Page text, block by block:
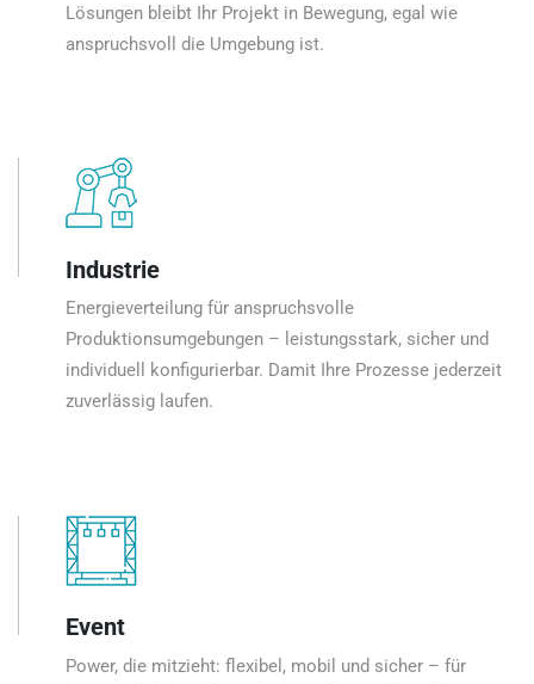
Lösungen bleibt Ihr Projekt in Bewegung, egal wie
anspruchsvoll die Umgebung ist.
Industrie
Energieverteilung für anspruchsvolle
Produktionsumgebungen – leistungsstark, sicher und
individuell konfigurierbar. Damit Ihre Prozesse jederzeit
zuverlässig laufen.
Event
Power, die mitzieht: flexibel, mobil und sicher – für